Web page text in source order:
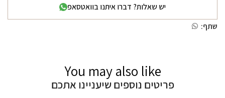
יש שאלות? דברו איתנו בוואטסאפ
שתף:
You may also like
פריטים נוספים שיעניינו אתכם